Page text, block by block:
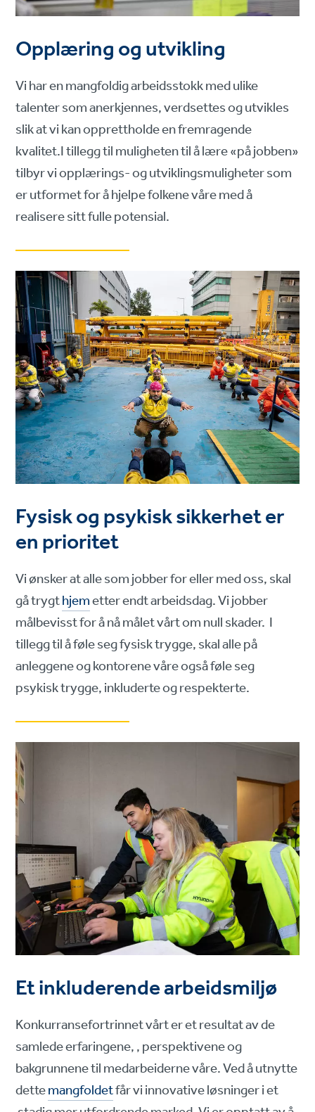
Opplæring og utvikling
Vi har en mangfoldig arbeidsstokk med ulike
talenter som anerkjennes, verdsettes og utvikles
slik at vi kan opprettholde en fremragende
kvalitet.I tillegg til muligheten til å lære «på jobben»
tilbyr vi opplærings- og utviklingsmuligheter som
er utformet for å hjelpe folkene våre med å
realisere sitt fulle potensial.
Fysisk og psykisk sikkerhet er
en prioritet
Vi ønsker at alle som jobber for eller med oss, skal
gå trygthjemetter endt arbeidsdag. Vi jobber
målbevisst for å nå målet vårt om null skader. I
tillegg til å føle seg fysisk trygge, skal alle på
anleggene og kontorene våre også føle seg
psykisk trygge, inkluderte og respekterte.
Et inkluderende arbeidsmiljø
Konkurransefortrinnet vårt er et resultat av de
samlede erfaringene, , perspektivene og
bakgrunnene til medarbeiderne våre. Ved å utnytte
dettemangfoldetfår vi innovative løsninger i et